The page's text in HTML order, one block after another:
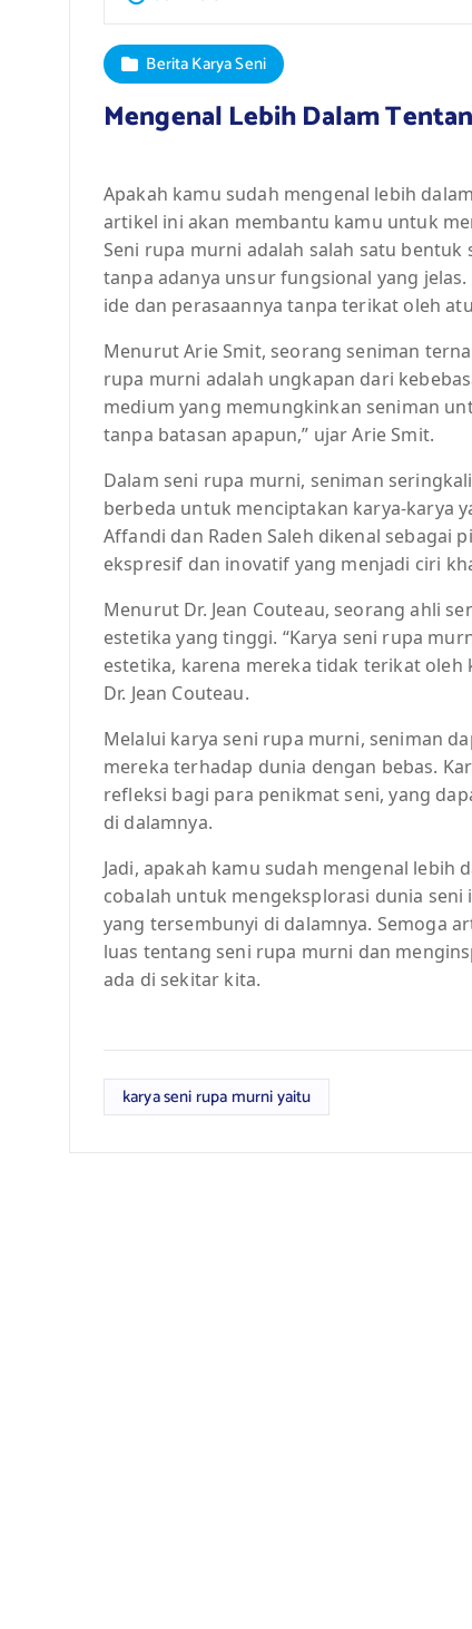
Berita Karya Seni
Mengenal Lebih Dalam
Apakah kamu sudah mengenal lebih
artikel ini akan membantu kamu untuk
Seni rupa murni adalah salah satu
tanpa adanya unsur fungsional yang
ide dan perasaannya tanpa terikat oleh
Menurut Arie Smit, seorang seniman
rupa murni adalah ungkapan dari
medium yang memungkinkan seniman
tanpa batasan apapun,” ujar Arie Smit.
Dalam seni rupa murni, seniman
berbeda untuk menciptakan karya-karya
Affandi dan Raden Saleh dikenal sebagai
ekspresif dan inovatif yang menjadi ciri
Menurut Dr. Jean Couteau, seorang ahli
estetika yang tinggi. “Karya seni rupa
estetika, karena mereka tidak terikat
Dr. Jean Couteau.
Melalui karya seni rupa murni, seniman
mereka terhadap dunia dengan bebas.
refleksi bagi para penikmat seni, yang
di dalamnya.
Jadi, apakah kamu sudah mengenal lebih
cobalah untuk mengeksplorasi dunia
yang tersembunyi di dalamnya. Semoga
luas tentang seni rupa murni dan
ada di sekitar kita.
karya seni rupa murni yaitu